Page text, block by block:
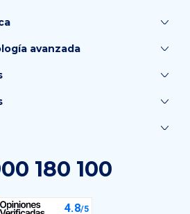
avanzada
180 100